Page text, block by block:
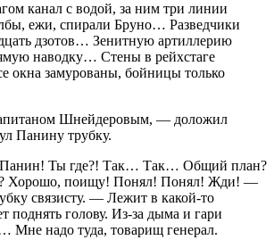
канал с водой, за ним три линии
ежи, спирали Бруно… Разведчики
дзотов… Зенитную артиллерию
наводку… Стены в рейхстаге
окна замурованы, бойницы только
Шнейдеровым, — доложил
Панину трубку.
Ты где?! Так… Так… Общий план?
Хорошо, поищу! Понял! Понял! Жди! —
связисту. — Лежит в какой-то
поднять голову. Из-за дыма и гари
Мне надо туда, товарищ генерал.